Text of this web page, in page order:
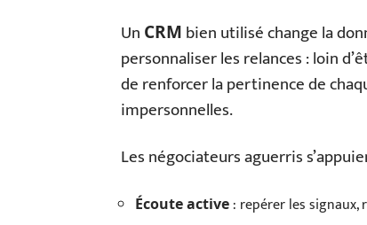
Un CRM bien utilisé change la
personnaliser les relances : loin
de renforcer la pertinence de
impersonnelles.
Les négociateurs aguerris
Écoute active : repérer les signaux,